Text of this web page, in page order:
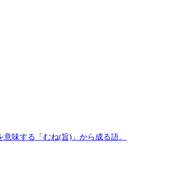
味する「むね(旨)」から成る語。